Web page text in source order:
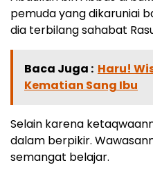
pemuda yang dikaruniai
dia terbilang sahabat
Baca Juga : Haru!
Kematian Sang Ibu
Selain karena
dalam berpikir.
semangat belajar.